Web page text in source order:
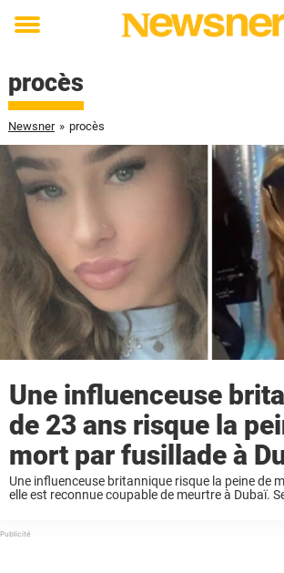
Toggle
procès
Newsner » procès
Une influenceuse
de 23 ans risque la
mort par fusillade à
Une influenceuse britannique risque la peine de
elle est reconnue coupable de meurtre à Dubaï.